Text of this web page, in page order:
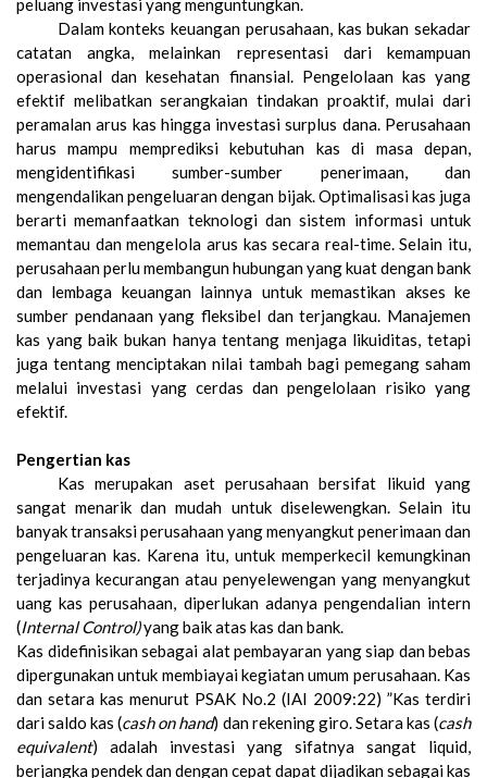
peluang investasi yang menguntungkan.
Dalam konteks keuangan perusahaan, kas bukan sekadar
catatan angka, melainkan representasi dari kemampuan
operasional dan kesehatan finansial. Pengelolaan kas yang
efektif melibatkan serangkaian tindakan proaktif, mulai dari
peramalan arus kas hingga investasi surplus dana. Perusahaan
harus mampu memprediksi kebutuhan kas di masa depan,
mengidentifikasi sumber-sumber penerimaan, dan
mengendalikan pengeluaran dengan bijak. Optimalisasi kas juga
berarti memanfaatkan teknologi dan sistem informasi untuk
memantau dan mengelola arus kas secara real-time. Selain itu,
perusahaan perlu membangun hubungan yang kuat dengan bank
dan lembaga keuangan lainnya untuk memastikan akses ke
sumber pendanaan yang fleksibel dan terjangkau. Manajemen
kas yang baik bukan hanya tentang menjaga likuiditas, tetapi
juga tentang menciptakan nilai tambah bagi pemegang saham
melalui investasi yang cerdas dan pengelolaan risiko yang
efektif.
Pengertian kas
Kas merupakan aset perusahaan bersifat likuid yang
sangat menarik dan mudah untuk diselewengkan. Selain itu
banyak transaksi perusahaan yang menyangkut penerimaan dan
pengeluaran kas. Karena itu, untuk memperkecil kemungkinan
terjadinya kecurangan atau penyelewengan yang menyangkut
uang kas perusahaan, diperlukan adanya pengendalian intern
(Internal Control)yang baik atas kas dan bank.
Kas didefinisikan sebagai alat pembayaran yang siap dan bebas
dipergunakan untuk membiayai kegiatan umum perusahaan. Kas
dan setara kas menurut PSAK No.2 (IAI 2009:22) ”Kas terdiri
dari saldo kas (cash on hand) dan rekening giro. Setara kas (cash
equivalent) adalah investasi yang sifatnya sangat liquid,
berjangka pendek dan dengan cepat dapat dijadikan sebagai kas